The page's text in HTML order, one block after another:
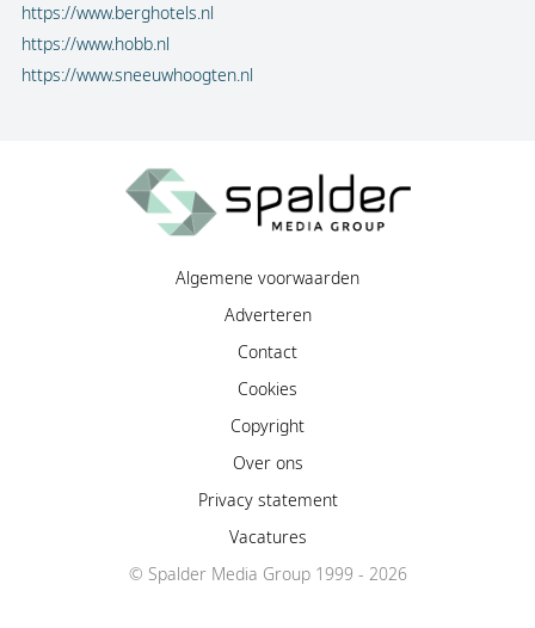
https://www.berghotels.nl
https://www.hobb.nl
https://www.sneeuwhoogten.nl
Algemene voorwaarden
Adverteren
Contact
Cookies
Copyright
Over ons
Privacy statement
Vacatures
© Spalder Media Group 1999 - 2026